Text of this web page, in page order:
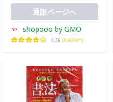
&amp;#20070;字帖 田英
章最新&amp;#20070;法
&amp;#19987;&amp;#19994;
教程 附光
通販ページへ
shopooo by GMO
4.39 (8,920件)